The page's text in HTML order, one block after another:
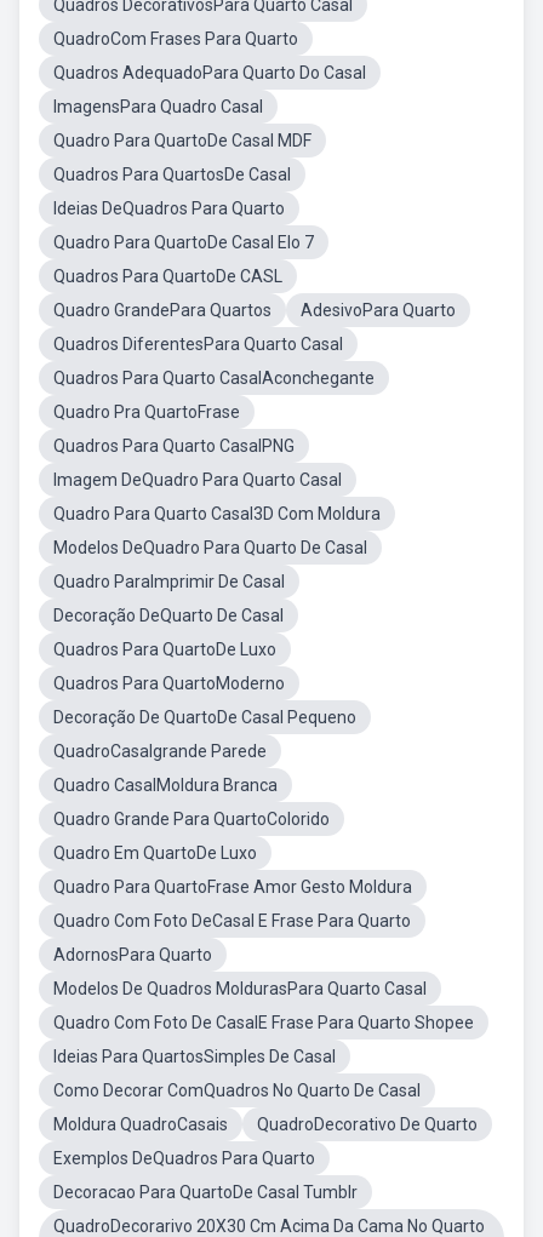
Quadros DecorativosPara Quarto Casal
QuadroCom Frases Para Quarto
Quadros AdequadoPara Quarto Do Casal
ImagensPara Quadro Casal
Quadro Para QuartoDe Casal MDF
Quadros Para QuartosDe Casal
Ideias DeQuadros Para Quarto
Quadro Para QuartoDe Casal Elo 7
Quadros Para QuartoDe CASL
Quadro GrandePara Quartos
AdesivoPara Quarto
Quadros DiferentesPara Quarto Casal
Quadros Para Quarto CasalAconchegante
Quadro Pra QuartoFrase
Quadros Para Quarto CasalPNG
Imagem DeQuadro Para Quarto Casal
Quadro Para Quarto Casal3D Com Moldura
Modelos DeQuadro Para Quarto De Casal
Quadro ParaImprimir De Casal
Decoração DeQuarto De Casal
Quadros Para QuartoDe Luxo
Quadros Para QuartoModerno
Decoração De QuartoDe Casal Pequeno
QuadroCasalgrande Parede
Quadro CasalMoldura Branca
Quadro Grande Para QuartoColorido
Quadro Em QuartoDe Luxo
Quadro Para QuartoFrase Amor Gesto Moldura
Quadro Com Foto DeCasal E Frase Para Quarto
AdornosPara Quarto
Modelos De Quadros MoldurasPara Quarto Casal
Quadro Com Foto De CasalE Frase Para Quarto Shopee
Ideias Para QuartosSimples De Casal
Como Decorar ComQuadros No Quarto De Casal
Moldura QuadroCasais
QuadroDecorativo De Quarto
Exemplos DeQuadros Para Quarto
Decoracao Para QuartoDe Casal Tumblr
QuadroDecorarivo 20X30 Cm Acima Da Cama No Quarto